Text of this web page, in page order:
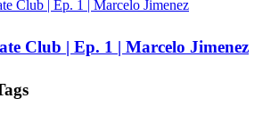
Club | Ep. 1 | Marcelo Jimenez